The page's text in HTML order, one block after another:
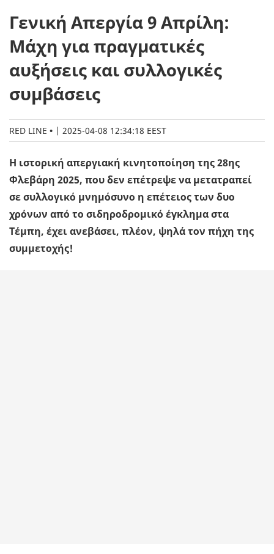
Γενική Απεργία 9 Απρίλη:
Μάχη για πραγµατικές
αυξήσεις και συλλογικές
συµβάσεις
RED LINE | 2025-04-08 12:34:18 EEST
Η ιστορική απεργιακή κινητοποίηση της 28ης
Φλεβάρη 2025, που δεν επέτρεψε να µετατραπεί
σε συλλογικό µνηµόσυνο η επέτειος των δυο
χρόνων από το σιδηροδροµικό έγκληµα στα
Τέµπη, έχει ανεβάσει, πλέον, ψηλά τον πήχη της
συµµετοχής!